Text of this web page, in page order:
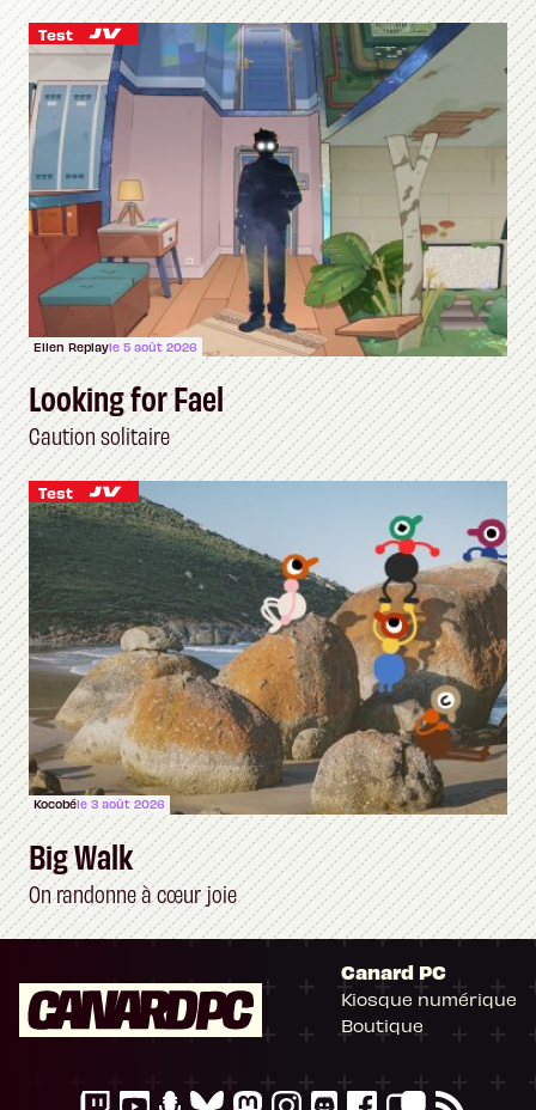
Test
Ellen Replayle 5 août 2026
Looking for Fael
Caution solitaire
Test
Kocobéle 3 août 2026
Big Walk
On randonne à cœur joie
Canard PC
Kiosque numérique
Boutique